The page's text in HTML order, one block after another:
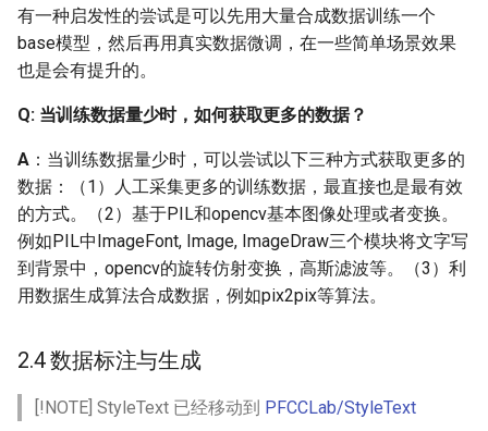
Q：hubserving、
pdserving这两种部署方式
区别是什么？
只支持 imgpath，如果我
想用imgurl 去哪里改呢？
Q: C++ 端侧部署可以只对
OCR的检测部署吗？
文本识别，而不带文本检
测模型么？
有一种启发性的尝试是可以先用大量合成数据训练一个
base模型，然后再用真实数据微调，在一些简单场景效果
也是会有提升的。
Q: 当训练数据量少时，如何获取更多的数据？
A ：当训练数据量少时，可以尝试以下三种方式获取更多的
数据：（1）人工采集更多的训练数据，最直接也是最有效
的方式。（2）基于PIL和opencv基本图像处理或者变换。
例如PIL中ImageFont, Image, ImageDraw三个模块将文字写
到背景中，opencv的旋转仿射变换，高斯滤波等。（3）利
用数据生成算法合成数据，例如pix2pix等算法。
2.4 数据标注与生成
[!NOTE] StyleText 已经移动到 PFCCLab/StyleText